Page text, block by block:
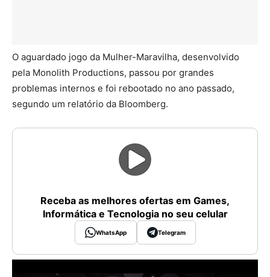
O aguardado jogo da Mulher-Maravilha, desenvolvido
pela Monolith Productions, passou por grandes
problemas internos e foi rebootado no ano passado,
segundo um relatório da Bloomberg.
Receba as melhores ofertas em Games,
Informática e Tecnologia no seu celular
WhatsApp Telegram